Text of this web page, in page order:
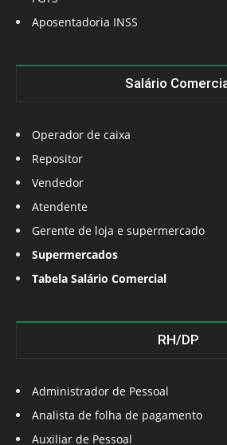
Aposentadoria INSS
Salário
Operador de caixa
Repositor
Vendedor
Atendente
Gerente de loja e supermercado
Supermercados
Tabela Salário Comercial
RH/DP
Administrador de Pessoal
Analista de folha de pagamento
Auxiliar de Pessoal